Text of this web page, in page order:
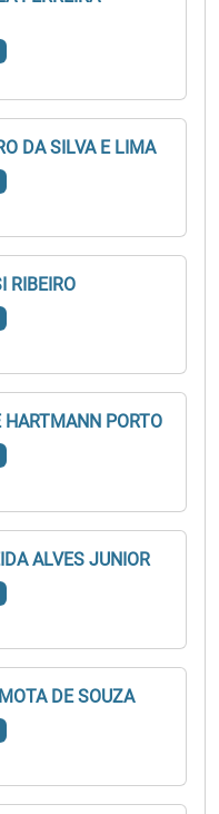
DA SILVA E LIMA
RIBEIRO
PORTO
ALVES JUNIOR
DE SOUZA